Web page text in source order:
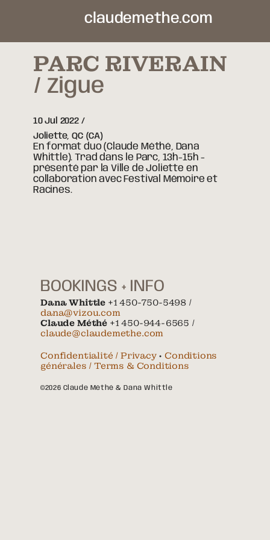
claudemethe.com
PARC RIVERAIN
Zigue
10 Jul 2022
Joliette,QC (CA)
En format duo (Claude Méthé, Dana
Whittle). Trad dans le Parc, 13h-15h -
présenté par la Ville de Joliette en
collaboration avec Festival Mémoire et
Racines.
BOOKINGS + INFO
Dana Whittle +1 450-750-5498 /
dana@vizou.com
Claude Méthé +1 450-944-6565 /
claude@claudemethe.com
Confidentialité / Privacy•Conditions
générales / Terms & Conditions
©2026 Claude Méthé & Dana Whittle